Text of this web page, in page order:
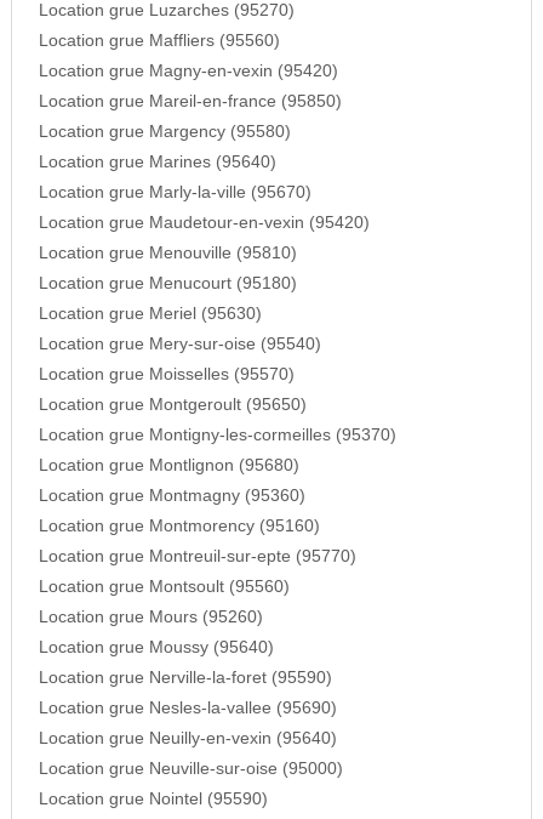
Location grue Luzarches (95270)
Location grue Maffliers (95560)
Location grue Magny-en-vexin (95420)
Location grue Mareil-en-france (95850)
Location grue Margency (95580)
Location grue Marines (95640)
Location grue Marly-la-ville (95670)
Location grue Maudetour-en-vexin (95420)
Location grue Menouville (95810)
Location grue Menucourt (95180)
Location grue Meriel (95630)
Location grue Mery-sur-oise (95540)
Location grue Moisselles (95570)
Location grue Montgeroult (95650)
Location grue Montigny-les-cormeilles (95370)
Location grue Montlignon (95680)
Location grue Montmagny (95360)
Location grue Montmorency (95160)
Location grue Montreuil-sur-epte (95770)
Location grue Montsoult (95560)
Location grue Mours (95260)
Location grue Moussy (95640)
Location grue Nerville-la-foret (95590)
Location grue Nesles-la-vallee (95690)
Location grue Neuilly-en-vexin (95640)
Location grue Neuville-sur-oise (95000)
Location grue Nointel (95590)